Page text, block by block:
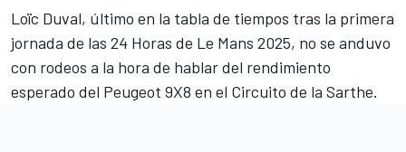
Loïc Duval, último en la tabla de tiempos tras la primera
jornada de las 24 Horas de Le Mans 2025, no se anduvo
con rodeos a la hora de hablar del rendimiento
esperado del Peugeot 9X8 en el Circuito de la Sarthe.